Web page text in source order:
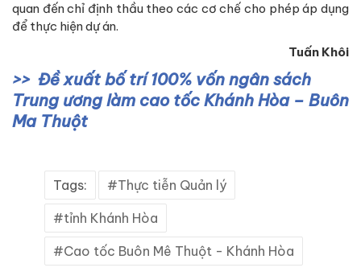
quan đến chỉ định thầu theo các cơ chế cho phép áp dụng
để thực hiện dự án.
Tuấn Khôi
Đề xuất bố trí 100% vốn ngân sách
Trung ương làm cao tốc Khánh Hòa – Buôn
Ma Thuột
Tags: Thực tiễn Quản lý
tỉnh Khánh Hòa
Cao tốc Buôn Mê Thuột - Khánh Hòa